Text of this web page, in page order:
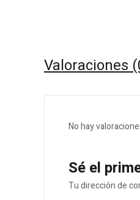
Valoraciones
No hay
Sé el
Tu dirección de